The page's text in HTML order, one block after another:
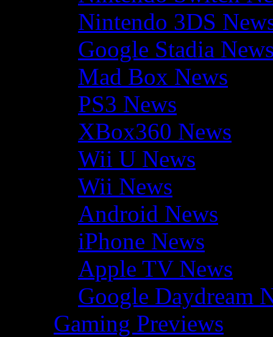
Nintendo 3DS
Google Stadia
Mad Box News
PS3 News
XBox360 News
Wii U News
Wii News
Android News
iPhone News
Apple TV News
Google Daydream
Gaming Previews